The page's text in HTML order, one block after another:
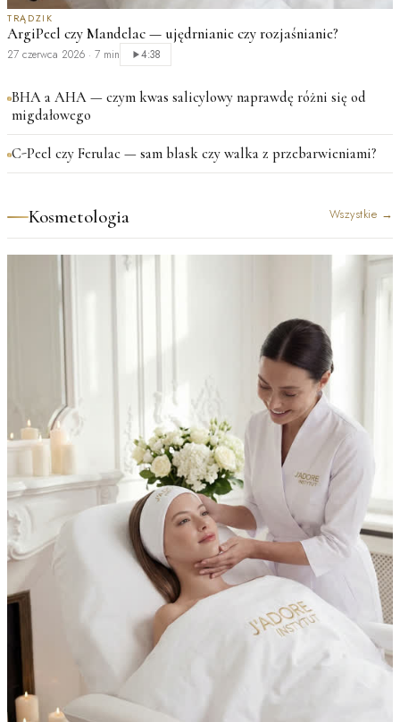
TRĄDZIK
ArgiPeel czy Mandelac — ujędrnianie czy rozjaśnianie?
27 czerwca 2026 · 7 min 4:38
BHA a AHA — czym kwas salicylowy naprawdę różni się od
migdałowego
C-Peel czy Ferulac — sam blask czy walka z przebarwieniami?
Kosmetologia Wszystkie →